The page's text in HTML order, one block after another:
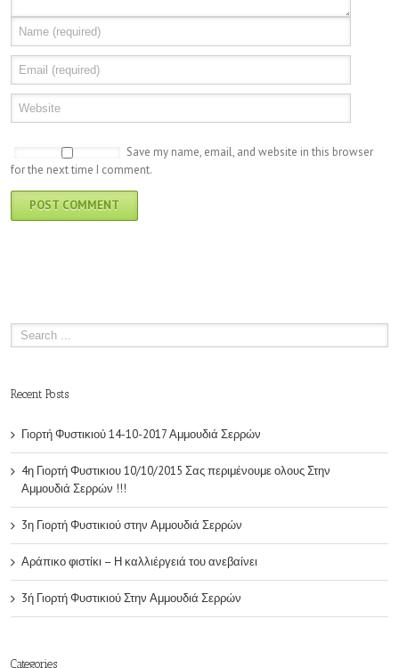
Save my name, email, and website in this browser
for the next time I comment.
Recent Posts
Γιορτή Φυστικιού 14-10-2017 Αμμουδιά Σερρών
4η Γιορτή Φυστικιου 10/10/2015 Σας περιμένουμε ολους Στην
Αμμουδιά Σερρών !!!
3η Γιορτή Φυστικιού στην Αμμουδιά Σερρών
Αράπικο φιστίκι – Η καλλιέργειά του ανεβαίνει
3ή Γιορτή Φυστικιού Στην Αμμουδιά Σερρών
Categories